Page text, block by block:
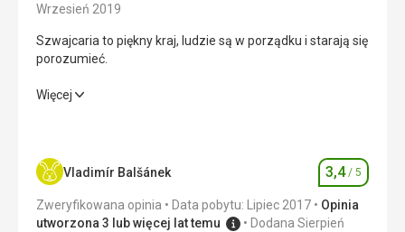
Wrzesień 2019
Szwajcaria to piękny kraj, ludzie są w porządku i starają się
porozumieć.
Szwajcaria to piękny kraj, ludzie są w porządku i starają się
Zakwaterowanie 4,0/ 5
Okolica 4,0
Więcej
Vladimír Balšánek Ocena
3,4/ 5
Zweryfikowana opinia Data pobytu: Lipiec 2017
Opinia
utworzona 3 lub więcej lat temu
Dodana Sierpień